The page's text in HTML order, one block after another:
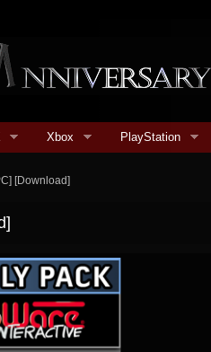
Xbox PlayStation
[Download]